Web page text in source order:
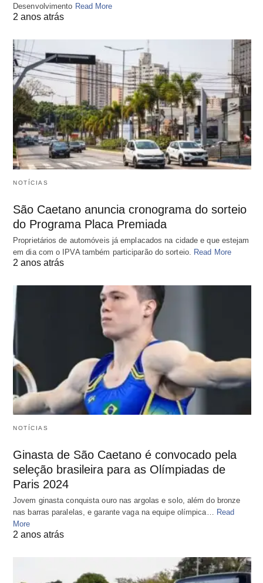
Desenvolvimento Read More
2 anos atrás
NOTÍCIAS
São Caetano anuncia cronograma do sorteio
do Programa Placa Premiada
Proprietários de automóveis já emplacados na cidade e que estejam
em dia com o IPVA também participarão do sorteio. Read More
2 anos atrás
NOTÍCIAS
Ginasta de São Caetano é convocado pela
seleção brasileira para as Olímpiadas de
Paris 2024
Jovem ginasta conquista ouro nas argolas e solo, além do bronze
nas barras paralelas, e garante vaga na equipe olímpica… Read
More
2 anos atrás